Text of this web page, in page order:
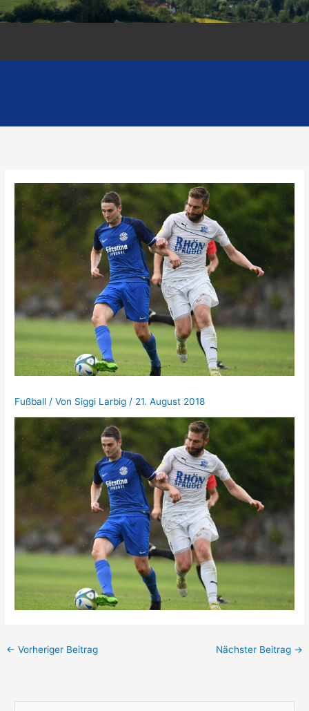
Fußball / Von Siggi Larbig / 21. August 2018
← Vorheriger Beitrag Nächster Beitrag →